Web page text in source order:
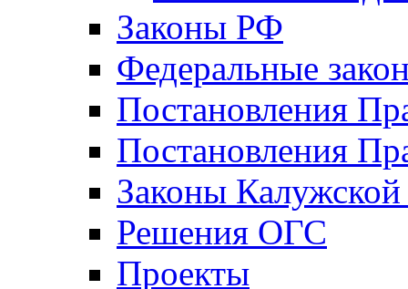
Законы РФ
Федеральные
Постановления
Постановления
Законы Калужской
Решения ОГС
Проекты